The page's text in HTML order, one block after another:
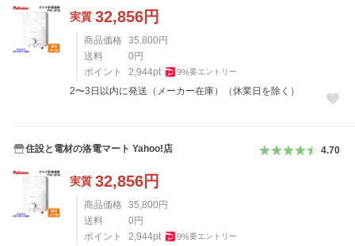
実質 32,856円
商品価格 35,800 円
送料
0 円
ポイント
2,944pt 9%要エントリー
2〜3日以内に発送（メーカー在庫）（休業日を除く）
住設と電材の洛電マート Yahoo!店 4.70
実質 32,856円
商品価格 35,800 円
送料
0 円
ポイント
2,944pt 9%要エントリー